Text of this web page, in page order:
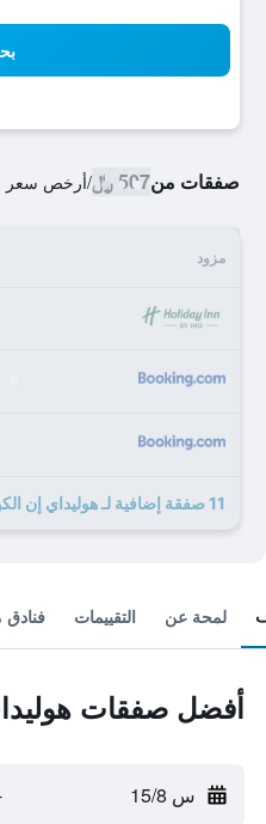
صفقات من507 ﷼ /أرخص سعر
مزود
11 صفقة إضافية لـ هوليداي إن الكويت
لمحة عن التقييمات فنادق
أفضل صفقات
س 15/8